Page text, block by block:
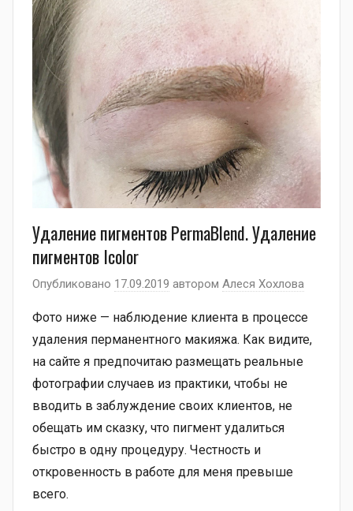
Удаление пигментов PermaBlend. Удаление
пигментов Icolor
Опубликовано 17.09.2019 автором Алеся Хохлова
Фото ниже — наблюдение клиента в процессе
удаления перманентного макияжа. Как видите,
на сайте я предпочитаю размещать реальные
фотографии случаев из практики, чтобы не
вводить в заблуждение своих клиентов, не
обещать им сказку, что пигмент удалиться
быстро в одну процедуру. Честность и
откровенность в работе для меня превыше
всего.